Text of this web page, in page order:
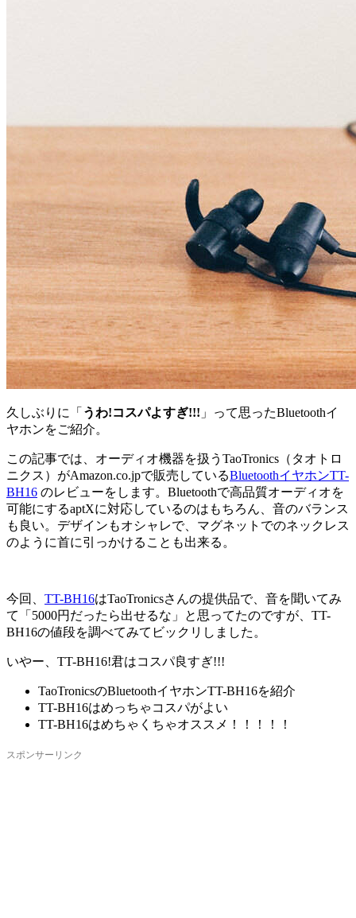
久しぶりに「 うわ!コスパよすぎ!!! 」って思ったBluetoothイ
ヤホンをご紹介。
この記事では、オーディオ機器を扱うTaoTronics（タオトロ
ニクス）がAmazon.co.jpで販売しているBluetoothイヤホンTT-
BH16 のレビューをします。Bluetoothで高品質オーディオを
可能にするaptXに対応しているのはもちろん、音のバランス
も良い。デザインもオシャレで、マグネットでのネックレス
のように首に引っかけることも出来る。
今回、 TT-BH16はTaoTronicsさんの提供品で、音を聞いてみ
て「5000円だったら出せるな」と思ってたのですが、TT-
BH16の値段を調べてみてビックリしました。
いやー、TT-BH16!君はコスパ良すぎ!!!
TaoTronicsのBluetoothイヤホンTT-BH16を紹介
TT-BH16はめっちゃコスパがよい
TT-BH16はめちゃくちゃオススメ！！！！！